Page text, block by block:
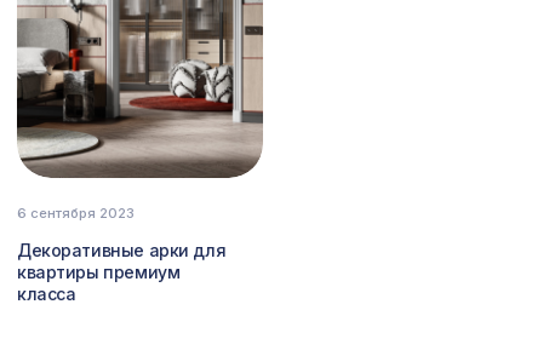
"Прима Ахумадо", 0,91 x 10 м
Перфорированная панель КВАДРО
10-20, 2800х1250мм, ХДФ, ольха
Арабеско Виво, обои натуральные,
10х0,91 м/6
Перфорированная панель ДАМАСКО,
1000х680мм, ХДФ, белая
6 сентября 2023
Декоративные арки для
квартиры премиум
класса